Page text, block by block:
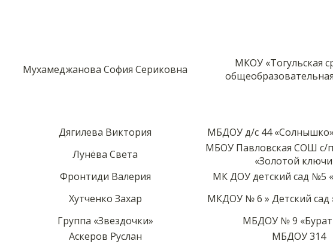
Мухамеджанова София Сериковна
МКОУ «Тогульская
Дягилева Виктория
МБДОУ д/с 44 «Солнышко»
Лунёва Света
МБОУ Павловская СОШ с/п
«Золотой
Фронтиди Валерия
МК ДОУ детский сад №5
Хутченко Захар
МКДОУ № 6 » Детский сад
Группа «Звездочки»
МБДОУ № 9
Аскеров Руслан
МБДОУ 314